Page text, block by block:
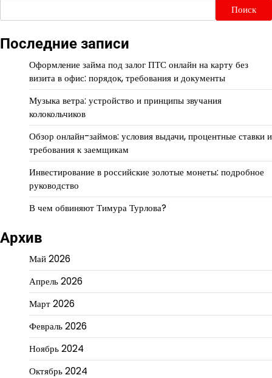
Поиск
Последние записи
Оформление займа под залог ПТС онлайн на карту без
визита в офис: порядок, требования и документы
Музыка ветра: устройство и принципы звучания
колокольчиков
Обзор онлайн-займов: условия выдачи, процентные ставки и
требования к заемщикам
Инвестирование в российские золотые монеты: подробное
руководство
В чем обвиняют Тимура Турлова?
Архив
Май 2026
Апрель 2026
Март 2026
Февраль 2026
Ноябрь 2024
Октябрь 2024